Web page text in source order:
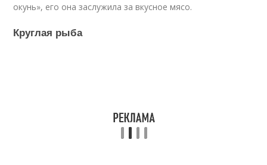
окунь», его она заслужила за вкусное мясо.
Круглая рыба